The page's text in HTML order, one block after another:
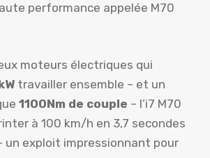
performance appelée M70
moteurs électriques qui
travailler ensemble – et un
1100Nm de couple – l’i7 M70
à 100 km/h en 3,7 secondes
un exploit impressionnant pour